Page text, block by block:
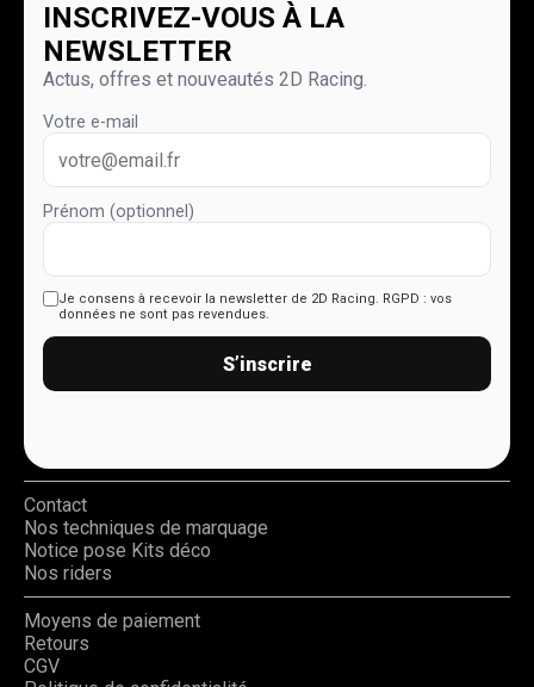
INSCRIVEZ-VOUS À LA
NEWSLETTER
Actus, offres et nouveautés 2D Racing.
Votre e-mail
Prénom (optionnel)
Je consens à recevoir la newsletter de 2D Racing. RGPD : vos
données ne sont pas revendues.
S’inscrire
Contact
Nos techniques de marquage
Notice pose Kits déco
Nos riders
Moyens de paiement
Retours
CGV